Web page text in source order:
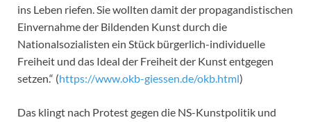
ins Leben riefen. Sie wollten damit der propagandistischen
Einvernahme der Bildenden Kunst durch die
Nationalsozialisten ein Stück bürgerlich-individuelle
Freiheit und das Ideal der Freiheit der Kunst entgegen
setzen.“ (https://www.okb-giessen.de/okb.html)
Das klingt nach Protest gegen die NS-Kunstpolitik und